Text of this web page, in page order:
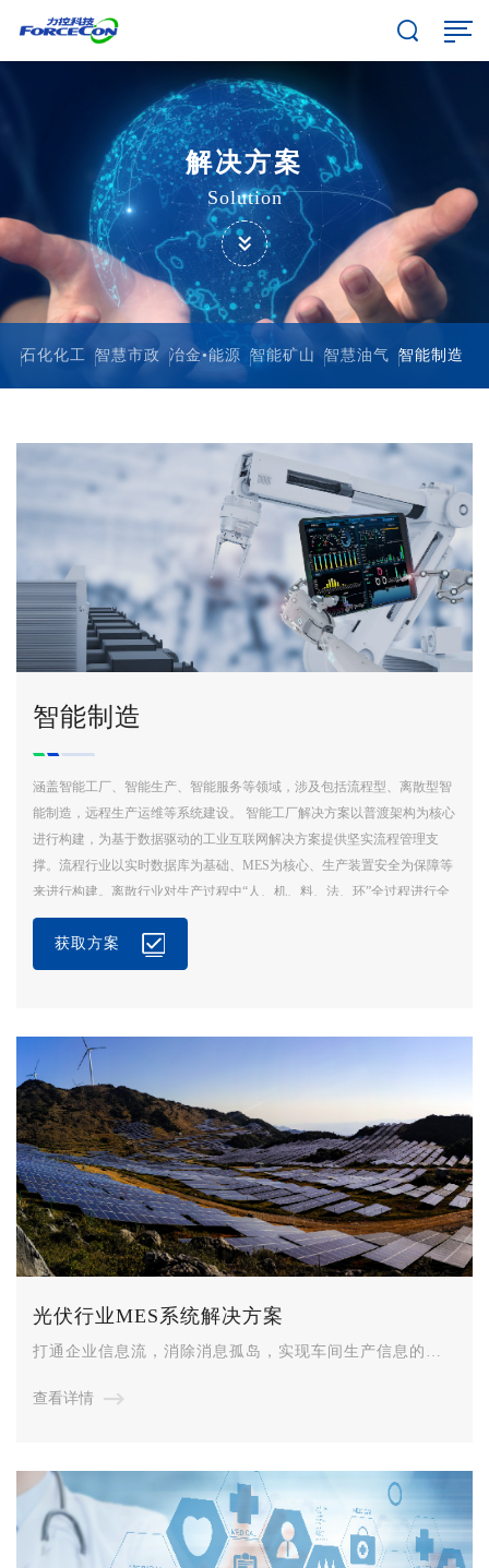
解决方案
Solution
石化化工 智慧市政 冶金•能源 智能矿山 智慧油气 智能制造
智能制造
涵盖智能工厂、智能生产、智能服务等领域，涉及包括流程型、离散型智
能制造，远程生产运维等系统建设。 智能工厂解决方案以普渡架构为核心
进行构建，为基于数据驱动的工业互联网解决方案提供坚实流程管理支
撑。流程行业以实时数据库为基础、MES为核心、生产装置安全为保障等
来进行构建。离散行业对生产过程中“人、机、料、法、环”全过程进行全
面追溯和控制，构建柔性生产方式。通过大数据平台，智能工厂能够从信
息共享上升到知识业务的高度共享和传承。
获取方案
光伏行业MES系统解决方案
打通企业信息流，消除消息孤岛，实现车间生产信息的顺
产，降低了企业的运营风险、提高了企业市场竞争力。
查看详情